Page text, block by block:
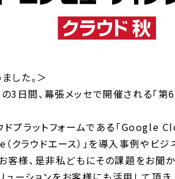
した。＞
間、幕張メッセで開催される「第6
ドプラットフォームである「
クラウドエース）」を導入事例やビ
様、是非私どもにその課題をお聞か